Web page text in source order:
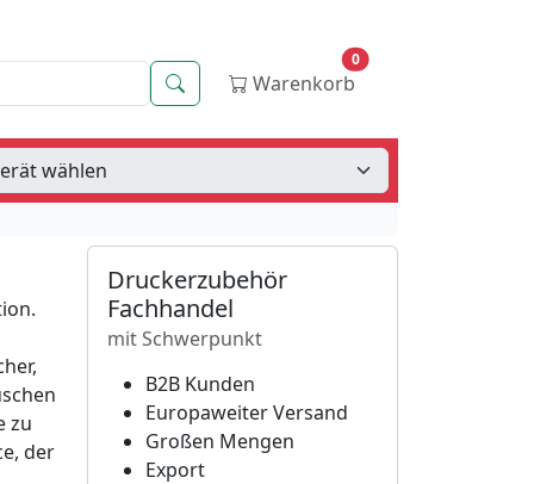
Suche Warenkorb
0
zu
der
Druckerzubehör
Fachhandel
mit Schwerpunkt
B2B Kunden
Europaweiter Versand
Großen Mengen
Export